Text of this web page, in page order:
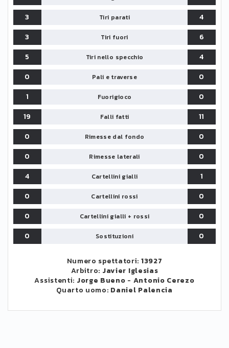
3
Tiri parati
4
3
Tiri fuori
6
5
Tiri nello specchio
4
0
Pali e traverse
0
1
Fuorigioco
0
19
Falli fatti
11
0
Rimesse dal fondo
0
0
Rimesse laterali
0
4
Cartellini gialli
1
0
Cartellini rossi
0
0
Cartellini gialli + rossi
0
0
Sostituzioni 0
Numero spettatori: 13927
Arbitro: Javier Iglesias
Assistenti: Jorge Bueno - Antonio Cerezo
Quarto uomo: Daniel Palencia